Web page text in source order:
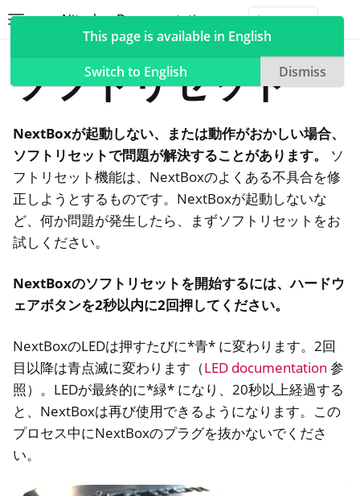
Nitrokey Documentation
navigation of Nitrokeys
navigation of NitroPad, NitroPC
navigation of ニトロフォン、ニトロタブレット
navigation of NextBox
navigation of デスクトップとモバイルの同期
navigation of リモートアクセスの管理
navigation of テクニカルドキュメント
ソフトリセット
NextBoxが起動しない、または動作がおかしい場合、
ソフトリセットで問題が解決することがあります。
ソ
フトリセット機能は、NextBoxのよくある不具合を修
正しようとするものです。NextBoxが起動しないな
ど、何か問題が発生したら、まずソフトリセットをお
試しください。
NextBoxのソフトリセットを開始するには、ハードウ
ェアボタンを2秒以内に2回押してください。
NextBoxのLEDは押すたびに*青* に変わります。2回
目以降は青点滅に変わります（LED documentation 参
照）。LEDが最終的に*緑* になり、20秒以上経過する
と、NextBoxは再び使用できるようになります。この
プロセス中にNextBoxのプラグを抜かないでくださ
い。
This page is available in English
Switch to English
Dismiss